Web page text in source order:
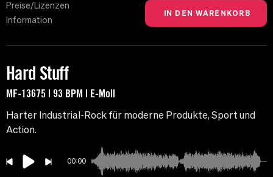
Preise/Lizenzen
Information
Hard Stuff
MF-13675 | 93 BPM | E-Moll
Harter Industrial-Rock für moderne Produkte, Sport und
Action.
00:00